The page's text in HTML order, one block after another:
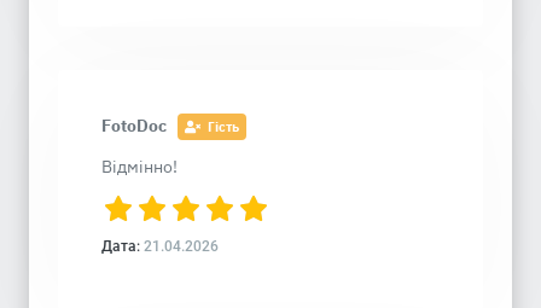
FotoDoc Гість
Відмінно!
Дата: 21.04.2026